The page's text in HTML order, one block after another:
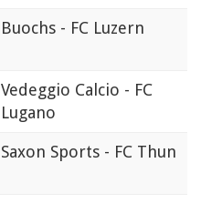
Buochs - FC Luzern
Vedeggio Calcio - FC
Lugano
Saxon Sports - FC Thun